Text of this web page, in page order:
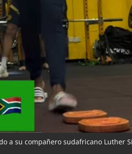
a su compañero sudafricano Luther